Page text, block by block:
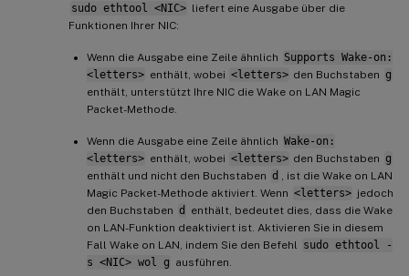
sudo ethtool <NIC> liefert eine Ausgabe über die
Funktionen Ihrer NIC:
Wenn die Ausgabe eine Zeile ähnlich Supports Wake-on:
<letters> enthält, wobei <letters> den Buchstaben g
enthält, unterstützt Ihre NIC die Wake on LAN Magic
Packet-Methode.
Wenn die Ausgabe eine Zeile ähnlich Wake-on:
<letters> enthält, wobei <letters> den Buchstaben g
enthält und nicht den Buchstaben d
, ist die Wake on LAN
Magic Packet-Methode aktiviert. Wenn <letters> jedoch
den Buchstaben d
enthält, bedeutet dies, dass die Wake
on LAN-Funktion deaktiviert ist. Aktivieren Sie in diesem
Fall Wake on LAN, indem Sie den Befehl
sudo ethtool -
s <NIC> wol g ausführen.